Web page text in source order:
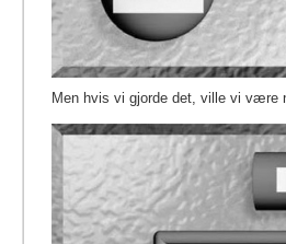
Men hvis vi gjorde det, ville vi